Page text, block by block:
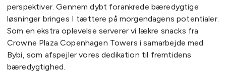
perspektiver. Gennem dybt forankrede bæredygtige
løsninger bringes I tættere på morgendagens potentialer.
Som en ekstra oplevelse serverer vi lækre snacks fra
Crowne Plaza Copenhagen Towers i samarbejde med
Bybi, som afspejler vores dedikation til fremtidens
bæredygtighed.